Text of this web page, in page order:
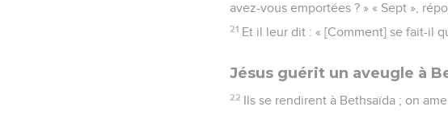
avez-vous emportées ? » « Sept »,
21 Et il leur dit : « [Comment] se fait-il
Jésus guérit un aveugle à
22 Ils se rendirent à Bethsaïda ; on